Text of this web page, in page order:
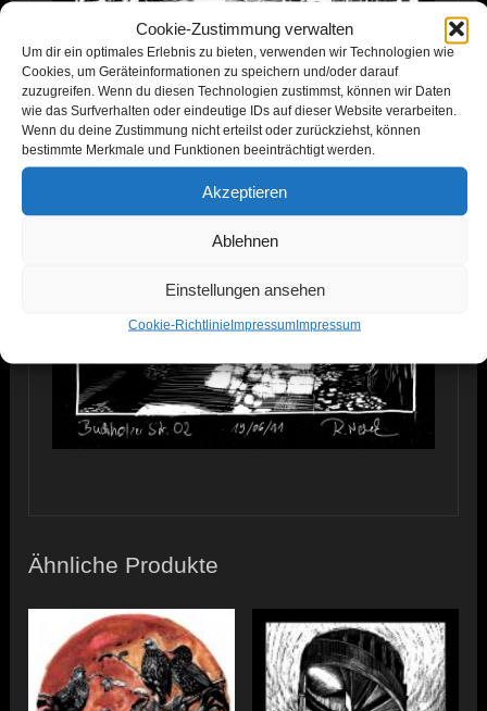
Cookie-Zustimmung verwalten
Um dir ein optimales Erlebnis zu bieten, verwenden wir Technologien wie
Cookies, um Geräteinformationen zu speichern und/oder darauf
zuzugreifen. Wenn du diesen Technologien zustimmst, können wir Daten
wie das Surfverhalten oder eindeutige IDs auf dieser Website verarbeiten.
Wenn du deine Zustimmung nicht erteilst oder zurückziehst, können
bestimmte Merkmale und Funktionen beeinträchtigt werden.
Akzeptieren
Ablehnen
Einstellungen ansehen
Cookie-RichtlinieImpressumImpressum
Ähnliche Produkte